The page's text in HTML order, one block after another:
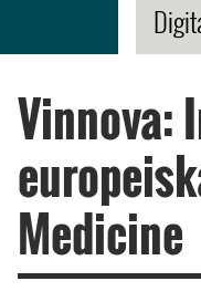
Vinnova:
Medicine